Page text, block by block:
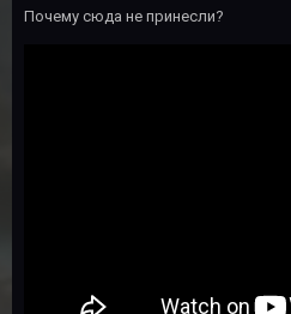
Почему сюда не принесли?